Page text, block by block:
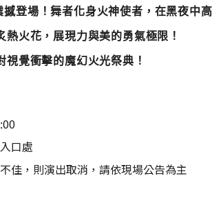
阿拉伯皇宮
設施查詢
動物探索
撼登場！舞者化身火神使者，在黑夜中
火花，展現力與美的勇氣極限！
覺衝擊的魔幻火光祭典！
口處
佳，則演出取消，請依現場公告為主